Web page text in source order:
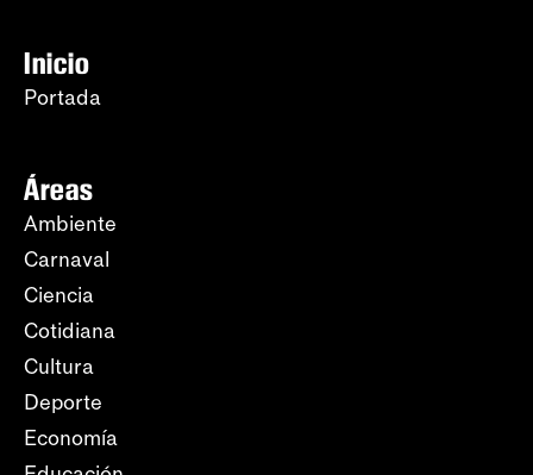
Inicio
Portada
Áreas
Ambiente
Carnaval
Ciencia
Cotidiana
Cultura
Deporte
Economía